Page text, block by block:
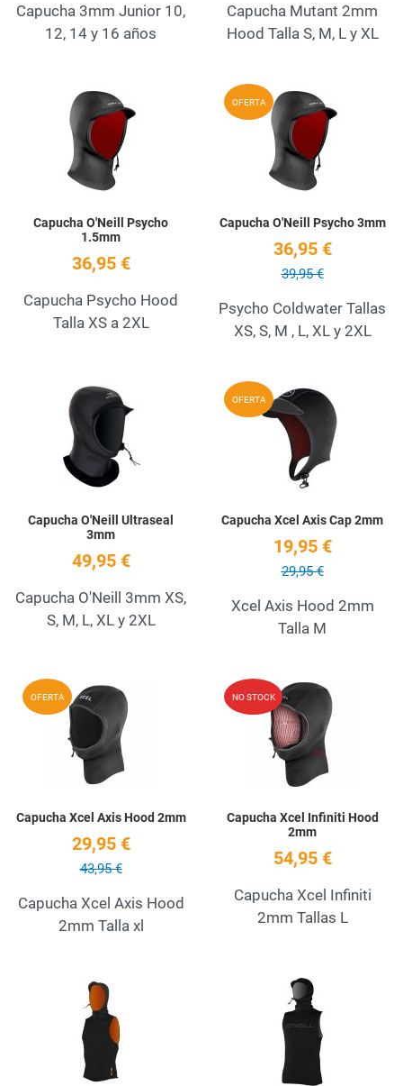
Capucha 3mm Junior 10,
12, 14 y 16 años
Capucha Mutant 2mm
Hood Talla S, M, L y XL
Add to Wishlist
Capucha O'Neill Psycho
1.5mm
36,95 €
Capucha Psycho Hood
Talla XS a 2XL
OFERTA
Capucha O'Neill Psycho 3mm
36,95 €
39,95 €
Psycho Coldwater Tallas
XS, S, M , L, XL y 2XL
Add to Wishlist
Capucha O'Neill Ultraseal
3mm
49,95 €
Capucha O'Neill 3mm XS,
S, M, L, XL y 2XL
OFERTA
Capucha Xcel Axis Cap 2mm
19,95 €
29,95 €
Xcel Axis Hood 2mm
Talla M
OFERTA Add to Wishlist
Capucha Xcel Axis Hood 2mm
29,95 €
43,95 €
Capucha Xcel Axis Hood
2mm Talla xl
NO STOCK
Capucha Xcel Infiniti Hood
2mm
54,95 €
Capucha Xcel Infiniti
2mm Tallas L
Add to Wishlist